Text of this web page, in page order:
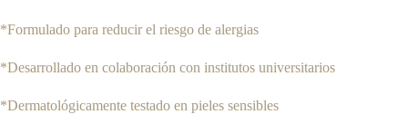
*Formulado para reducir el riesgo de alergias
*Desarrollado en colaboración con institutos universitarios
*Dermatológicamente testado en pieles sensibles